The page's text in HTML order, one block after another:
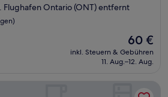
Flughafen Ontario (ONT) entfernt
Der
Preis
beträgt
60 €
inkl. Steuern & Gebühren
11. Aug.–12. Aug.